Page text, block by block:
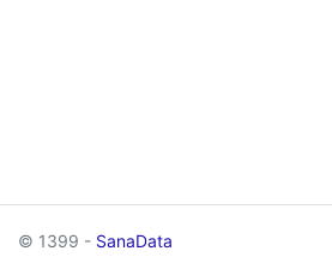
© 1399 - SanaData